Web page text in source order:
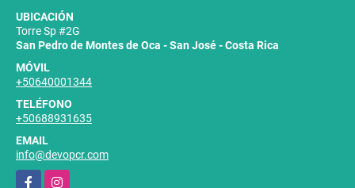
UBICACIÓN
Torre Sp #2G
San Pedro de Montes de Oca - San José - Costa Rica
MÓVIL
+50640001344
TELÉFONO
+50688931635
EMAIL
info@devopcr.com
FacebookInstagram